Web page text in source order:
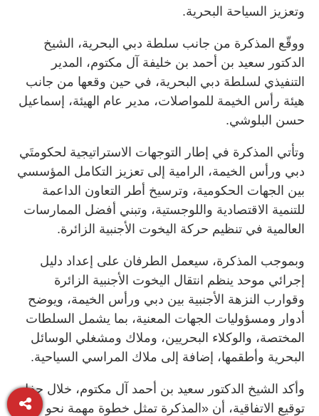
وتعزيز السياحة البحرية.
ووقّع المذكرة من جانب سلطة دبي البحرية، الشيخ
الدكتور سعيد بن أحمد بن خليفة آل مكتوم، المدير
التنفيذي لسلطة دبي البحرية، في حين وقعها من جانب
هيئة رأس الخيمة للمواصلات، مدير عام الهيئة، إسماعيل
حسن البلوشي.
وتأتي المذكرة في إطار التوجهات الاستراتيجية لحكومتَي
دبي ورأس الخيمة، الرامية إلى تعزيز التكامل المؤسسي
بين الجهات الحكومية، وترسيخ أطر التعاون الداعمة
للتنمية الاقتصادية واللوجستية، وتبني أفضل الممارسات
العالمية في تنظيم حركة اليخوت الأجنبية الزائرة.
وبموجب المذكرة، سيعمل الطرفان على إعداد دليل
إجرائي موحد ينظم انتقال اليخوت الأجنبية الزائرة
وقوارب النزهة الأجنبية بين دبي ورأس الخيمة، ويوضح
أدوار ومسؤوليات الجهات المعنية، بما يشمل السلطات
المختصة، والوكلاء البحريين، وملاك ومشغلي الوسائل
البحرية وأطقمها، إضافة إلى ملاك المراسي السياحية.
وأكد الشيخ الدكتور سعيد بن أحمد آل مكتوم، خلال حفل
توقيع الاتفاقية، أن «المذكرة تمثل خطوة مهمة نحو تعزيز